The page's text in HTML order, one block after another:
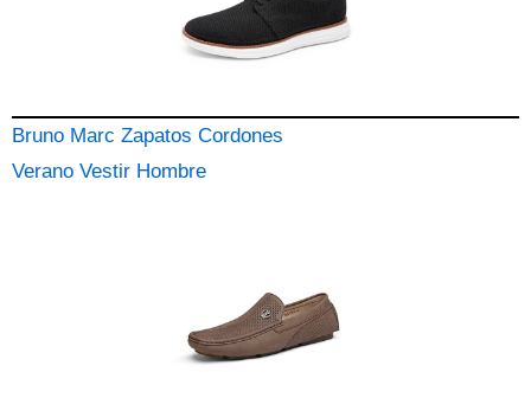
Bruno Marc Zapatos Cordones
Verano Vestir Hombre